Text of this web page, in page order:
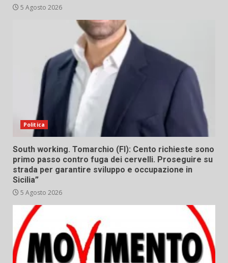
5 Agosto 2026
Politica
South working. Tomarchio (FI): Cento richieste sono
primo passo contro fuga dei cervelli. Proseguire su
strada per garantire sviluppo e occupazione in
Sicilia”
5 Agosto 2026